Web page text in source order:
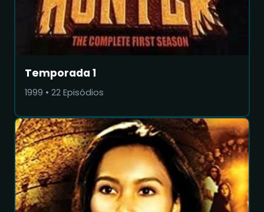
Temporada 1
1999 • 22 Episódios